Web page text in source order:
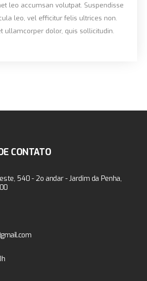
leo accumsan volutpat. Suspendisse
leo, vel efficitur felis ultrices non.
ullamcorper dolor, quis sollicitudin.
CONTATO
540 - 2o andar - Jardim da Penha,